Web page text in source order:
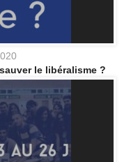
le libéralisme ?